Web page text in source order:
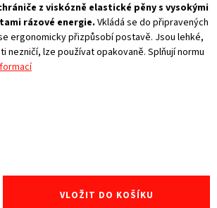
chrániče z viskózně elastické pěny s vysokými
rázové energie. Vkládá se do připravených
ergonomicky přizpůsobí postavě. Jsou lehké,
nezničí, lze používat opakovaně. Splňují normu
VLOŽIT DO KOŠÍKU